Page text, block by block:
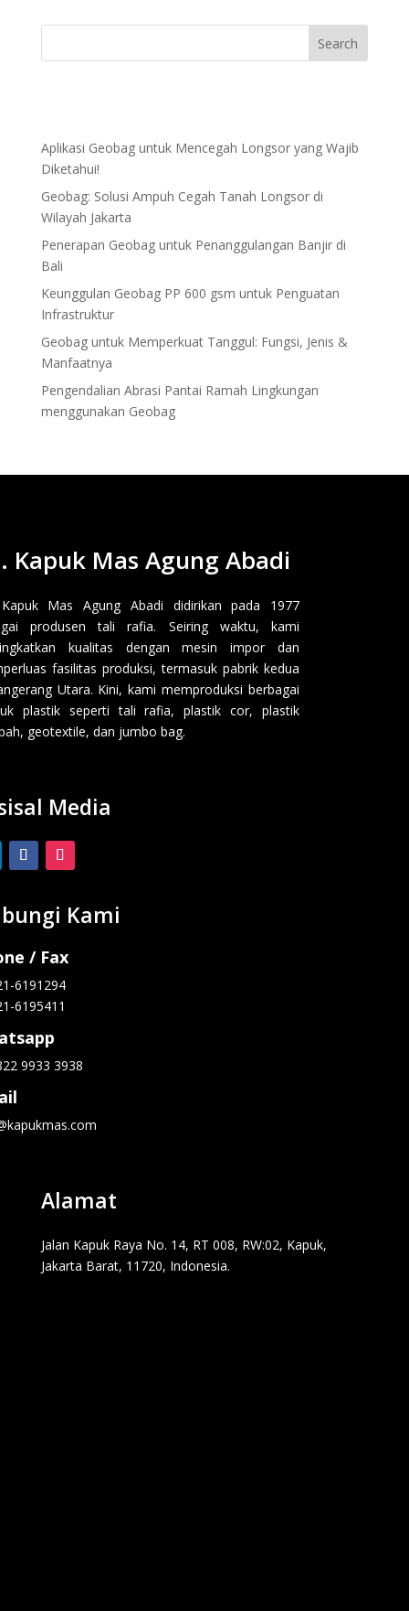
Aplikasi Geobag untuk Mencegah Longsor yang Wajib
Diketahui!
Geobag: Solusi Ampuh Cegah Tanah Longsor di
Wilayah Jakarta
Penerapan Geobag untuk Penanggulangan Banjir di
Bali
Keunggulan Geobag PP 600 gsm untuk Penguatan
Infrastruktur
Geobag untuk Memperkuat Tanggul: Fungsi, Jenis &
Manfaatnya
Pengendalian Abrasi Pantai Ramah Lingkungan
menggunakan Geobag
Kapuk Mas Agung Abadi
Mas Agung Abadi didirikan pada 1977
produsen tali rafia. Seiring waktu, kami
kualitas dengan mesin impor dan
fasilitas produksi, termasuk pabrik kedua
Utara. Kini, kami memproduksi berbagai
plastik seperti tali rafia, plastik cor, plastik
geotextile, dan jumbo bag.
Media
Kami
/ Fax
6191294
6195411
9933 3938
Alamat
Jalan Kapuk Raya No. 14, RT 008, RW:02, Kapuk,
Jakarta Barat, 11720, Indonesia.